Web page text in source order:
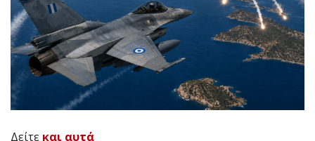
Δείτε και αυτά